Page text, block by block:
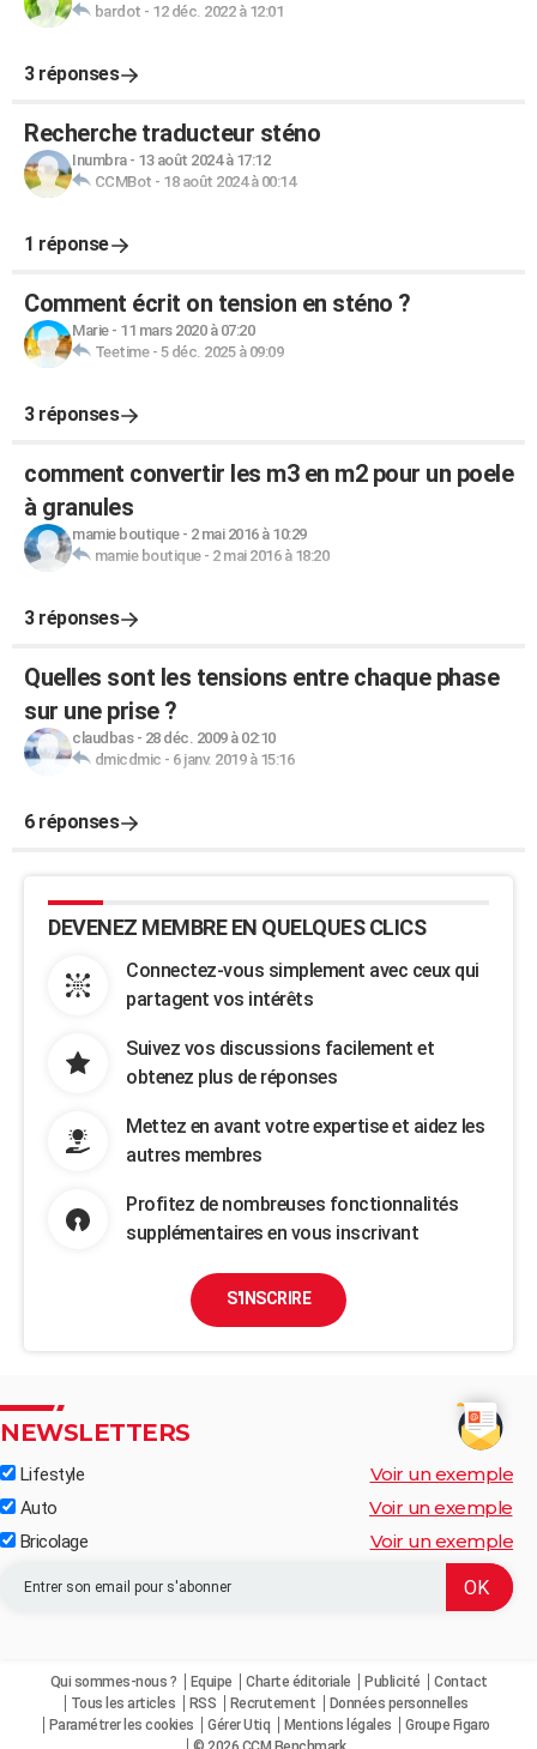
bardot - 12 déc. 2022 à 12:01
3 réponses
Recherche traducteur sténo
Inumbra- 13 août 2024 à 17:12
CCMBot - 18 août 2024 à 00:14
1 réponse
Comment écrit on tension en sténo ?
Marie- 11 mars 2020 à 07:20
Teetime- 5 déc. 2025 à 09:09
3 réponses
comment convertir les m3 en m2 pour un poele
à granules
mamie boutique- 2 mai 2016 à 10:29
mamie boutique- 2 mai 2016 à 18:20
3 réponses
Quelles sont les tensions entre chaque phase
sur une prise ?
claudbas- 28 déc. 2009 à 02:10
dmicdmic - 6 janv. 2019 à 15:16
6 réponses
DEVENEZ MEMBRE EN QUELQUES CLICS
Connectez-vous simplement avec ceux qui
partagent vos intérêts
Suivez vos discussions facilement et
obtenez plus de réponses
Mettez en avant votre expertise et aidez les
autres membres
Profitez de nombreuses fonctionnalités
supplémentaires en vous inscrivant
S'INSCRIRE
NEWSLETTERS
Lifestyle Voir un exemple
Auto Voir un exemple
Bricolage Voir un exemple
Qui sommes-nous ? Equipe Charte éditoriale Publicité
Contact
Tous les articles
RSS Recrutement
Données personnelles
Paramétrer les cookies
Gérer Utiq Mentions légales
Groupe Figaro